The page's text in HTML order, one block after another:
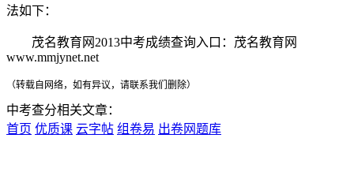
法如下：
茂名教育网2013中考成绩查询入口：茂名教育网
www.mmjynet.net
（转载自网络，如有异议，请联系我们删除）
中考查分相关文章：
首页 优质课 云字帖 组卷易 出卷网题库